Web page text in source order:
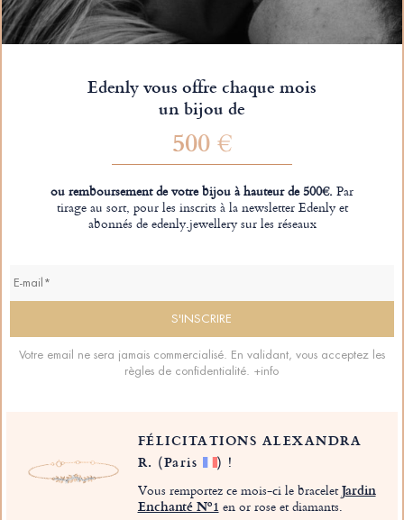
Edenly vous offre chaque mois
un bijou de
500 €
ou remboursement de votre bijou à hauteur de 500€.Par
tirage au sort, pour les inscrits à la newsletter Edenly et
abonnés de edenly.jewellery sur les réseaux
Votre email ne sera jamais commercialisé. En validant, vous acceptez les
règles de confidentialité. +info
FÉLICITATIONS ALEXANDRA
R. (Paris ) !
Vous remportez ce mois-ci le braceletJardin
Enchanté Nº1 en or rose et diamants.